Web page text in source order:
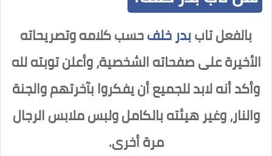
بالفعل تاببدر خلفحسب كلامه وتصريحاته
الأخيرة على صفحاته الشخصية، وأعلن توبته لله
وأكد أنه لابد للجميع أن يفكروا بآخرتهم والجنة
والنار، وغير هيئته بالكامل ولبس ملابس الرجال
مرة أخرى.